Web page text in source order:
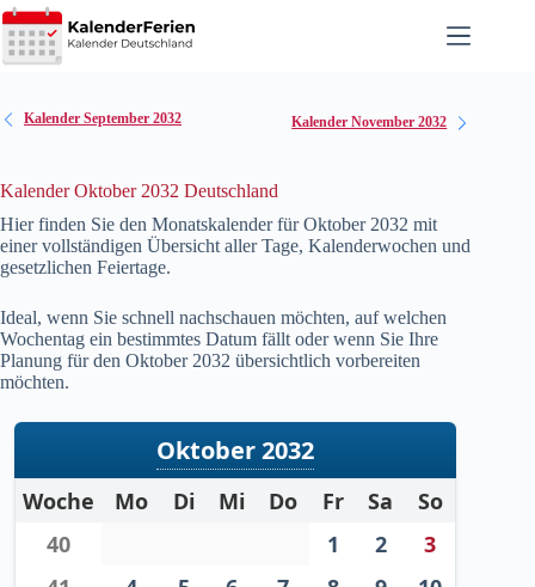
Zum
Inhalt
springen
Kalender September 2032 Kalender November 2032
Kalender Oktober 2032 Deutschland
Hier finden Sie den Monatskalender für Oktober 2032 mit
einer vollständigen Übersicht aller Tage, Kalenderwochen und
gesetzlichen Feiertage.
Ideal, wenn Sie schnell nachschauen möchten, auf welchen
Wochentag ein bestimmtes Datum fällt oder wenn Sie Ihre
Planung für den Oktober 2032 übersichtlich vorbereiten
möchten.
Oktober 2032
Woche Mo Di Mi Do Fr Sa
So
40
1 2
3